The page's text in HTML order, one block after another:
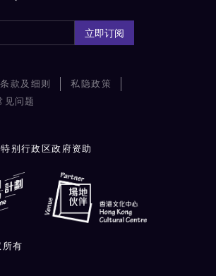
立即订阅
款及细则
私隐政策
见问题
别行政区政府资助
有